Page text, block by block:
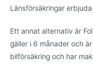
Länsförsäkringar
Ett annat alternativ är
gäller i 6 månader och
bilförsäkring och har